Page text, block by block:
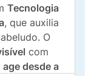
Tecnologia
, que auxilia
O
com
age desde a